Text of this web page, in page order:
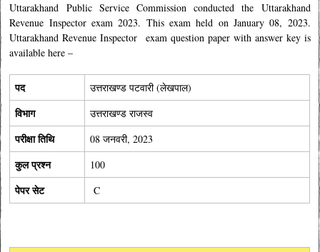
Uttarakhand Public Service Commission conducted the Uttarakhand
Revenue Inspectorexam 2023. This exam held on January 08, 2023.
UttarakhandRevenue Inspector exam question paper with answer key is
available here –
पद उत्तराखण्ड पटवारी (लेखपाल)
विभाग उत्तराखण्ड राजस्व
परीक्षा तिथि 08जनवरी, 2023
कुल प्रश्न 100
पेपर सेट C